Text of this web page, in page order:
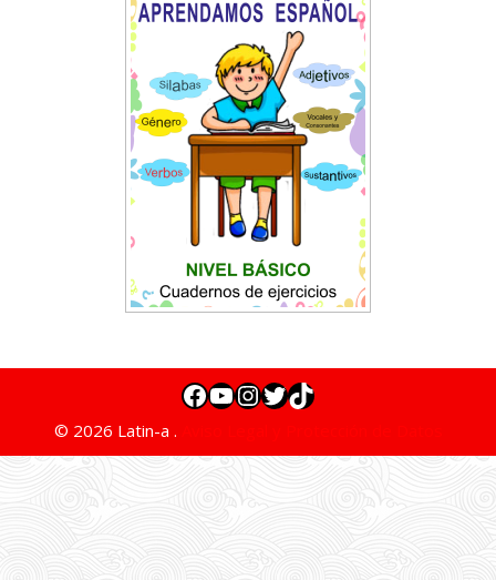
© 2026 Latin-a .